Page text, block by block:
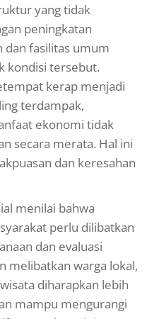
yang tidak
peningkatan
dan fasilitas umum
kondisi tersebut.
kerap menjadi
terdampak,
ekonomi tidak
secara merata. Hal ini
dan keresahan
menilai bahwa
perlu dilibatkan
dan evaluasi
melibatkan warga lokal,
diharapkan lebih
mampu mengurangi